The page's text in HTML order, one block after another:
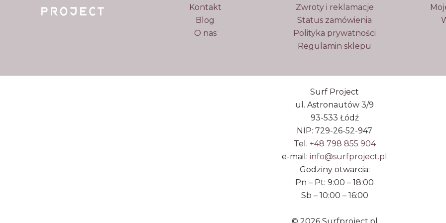
Kontakt
Blog
O nas
Zwroty i reklamacje
Status zamówienia
Polityka prywatności
Regulamin sklepu
Surf Project
ul. Astronautów 3/9
93-533 Łódź
NIP: 729-26-52-947
Tel. +48 798 855 904
e-mail: info@surfproject.pl
Godziny otwarcia:
Pn – Pt: 9:00 – 18:00
Sb – 10:00 – 16:00